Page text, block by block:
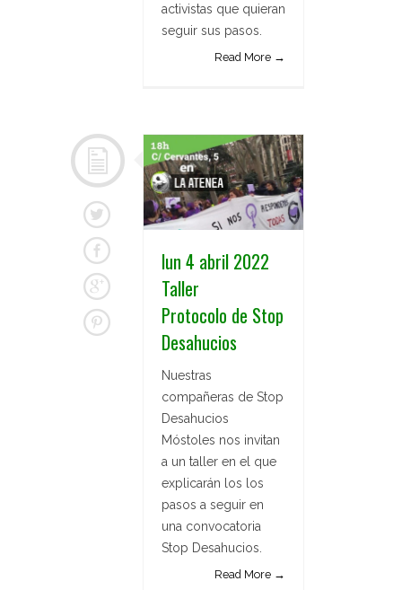
activistas que quieran
seguir sus pasos.
Read More →
lun 4 abril 2022
Taller
Protocolo de Stop
Desahucios
Nuestras
compañeras de Stop
Desahucios
Móstoles nos invitan
a un taller en el que
explicarán los los
pasos a seguir en
una convocatoria
Stop Desahucios.
Read More →